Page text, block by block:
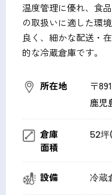
温度管理に優れ、食
の取扱いに適した環
良く、細かな配送・
的な冷蔵倉庫です。
所在地
〒
鹿児
倉庫
面積
52坪
設備 冷蔵